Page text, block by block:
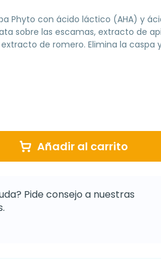
Phyto con ácido láctico (AHA) y
sobre las escamas, extracto de
de romero. Elimina la caspa
Añadir al carrito
Pide consejo a nuestras